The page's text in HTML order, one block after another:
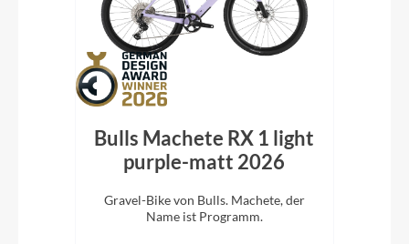
Bulls Machete RX 1 light
purple-matt 2026
Gravel-Bike von Bulls. Machete, der
Name ist Programm.